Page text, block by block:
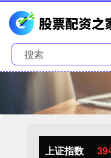
上证指数